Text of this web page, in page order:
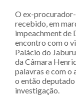
O ex-
recebido, em
impeachment de
encontro com o
Palácio do
da Câmara
palavras e com o
o então deputado
investigação.